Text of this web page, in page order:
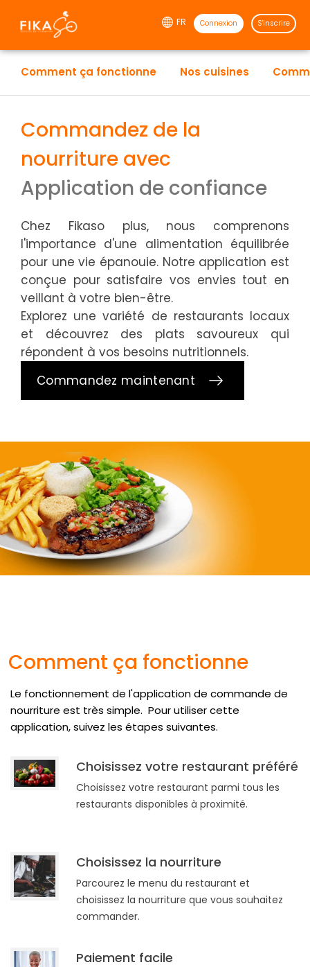
FR Connexion S'inscrire
Sélectionner une option
Taxi
Restaurants
Livraison de colis
Supermarchés
Comment ça fonctionne Nos cuisines
Commandez de la
nourriture avec
Application de confiance
Chez Fikaso plus, nous comprenons
l'importance d'une alimentation équilibrée
pour une vie épanouie. Notre application est
conçue pour satisfaire vos envies tout en
veillant à votre bien-être.
Explorez une variété de restaurants locaux
et découvrez des plats savoureux qui
répondent à vos besoins nutritionnels.
Commandez maintenant
Comment ça fonctionne
Le fonctionnement de l'application de commande de
nourriture est très simple. Pour utiliser cette
application, suivez les étapes suivantes.
Choisissez votre restaurant préféré
Choisissez votre restaurant parmi tous les
restaurants disponibles à proximité.
Choisissez la nourriture
Parcourez le menu du restaurant et
choisissez la nourriture que vous souhaitez
commander.
Paiement facile